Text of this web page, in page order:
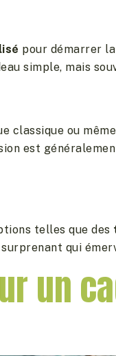
pour démarrer
simple, mais
classique ou
est
telles que des
qui
un